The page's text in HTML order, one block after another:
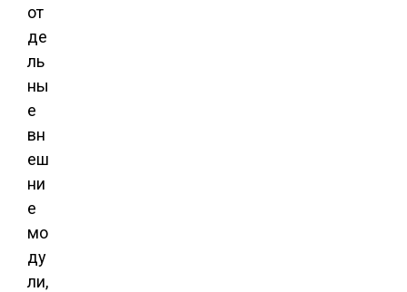
от
де
ль
ны
е
вн
еш
ни
е
мо
ду
ли,